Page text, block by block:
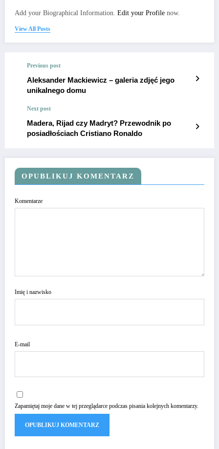
Add your Biographical Information. Edit your Profile now.
View All Posts
Previous post
Aleksander Mackiewicz – galeria zdjęć jego
unikalnego domu
Next post
Madera, Rijad czy Madryt? Przewodnik po
posiadłościach Cristiano Ronaldo
OPUBLIKUJ KOMENTARZ
Komentarze
Imię i nazwisko
E-mail
Zapamiętaj moje dane w tej przeglądarce podczas pisania kolejnych komentarzy.